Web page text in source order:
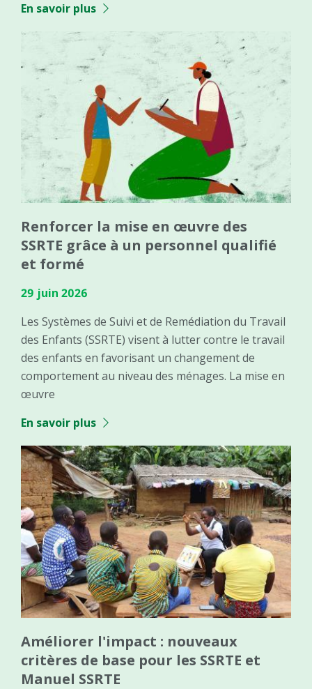
En savoir plus
Renforcer la mise en œuvre des
SSRTE grâce à un personnel qualifié
et formé
29 juin 2026
Les Systèmes de Suivi et de Remédiation du Travail
des Enfants (SSRTE) visent à lutter contre le travail
des enfants en favorisant un changement de
comportement au niveau des ménages. La mise en
œuvre
En savoir plus
Améliorer l'impact : nouveaux
critères de base pour les SSRTE et
Manuel SSRTE